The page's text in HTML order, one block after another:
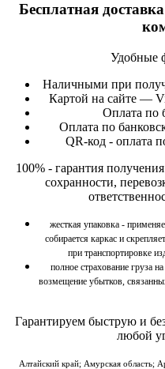
Бесплатная
Удобные
Наличными при
Картой на сайте —
Оплата по
Оплата по
QR-код - оплата
100% - гарантия
сохранности,
жесткая упаковка -
собирается каркас и
при транспортировке
полное страхование груза
возмещение убытков,
Гарантируем быструю и
любой
Алтайский край; Амурская область;